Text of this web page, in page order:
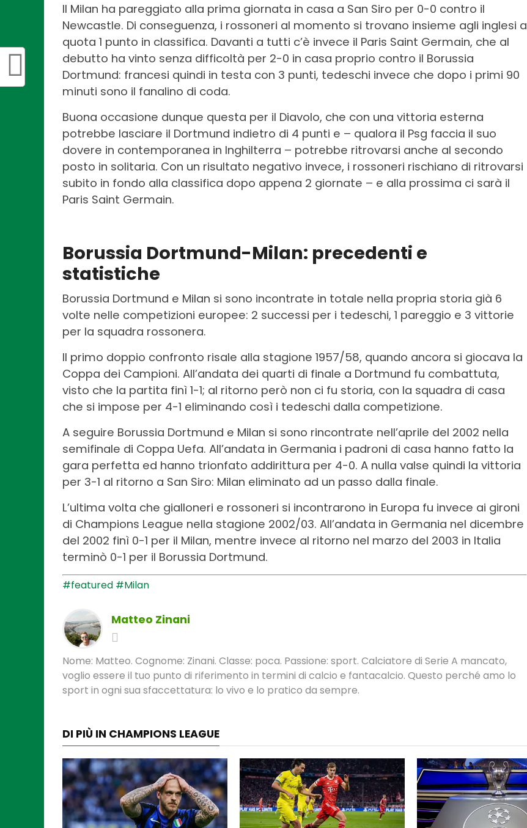
Il Milan ha pareggiato alla prima giornata in casa a San Siro per 0-0 contro il
Newcastle. Di conseguenza, i rossoneri al momento si trovano insieme agli inglesi a
quota 1 punto in classifica. Davanti a tutti c’è invece il Paris Saint Germain, che al
debutto ha vinto senza difficoltà per 2-0 in casa proprio contro il Borussia
Dortmund: francesi quindi in testa con 3 punti, tedeschi invece che dopo i primi 90
minuti sono il fanalino di coda.
Buona occasione dunque questa per il Diavolo, che con una vittoria esterna
potrebbe lasciare il Dortmund indietro di 4 punti e – qualora il Psg faccia il suo
dovere in contemporanea in Inghilterra – potrebbe ritrovarsi anche al secondo
posto in solitaria. Con un risultato negativo invece, i rossoneri rischiano di ritrovarsi
subito in fondo alla classifica dopo appena 2 giornate – e alla prossima ci sarà il
Paris Saint Germain.
Borussia Dortmund-Milan: precedenti e
statistiche
Borussia Dortmund e Milan si sono incontrate in totale nella propria storia già 6
volte nelle competizioni europee: 2 successi per i tedeschi, 1 pareggio e 3 vittorie
per la squadra rossonera.
Il primo doppio confronto risale alla stagione 1957/58, quando ancora si giocava la
Coppa dei Campioni. All’andata dei quarti di finale a Dortmund fu combattuta,
visto che la partita finì 1-1; al ritorno però non ci fu storia, con la squadra di casa
che si impose per 4-1 eliminando così i tedeschi dalla competizione.
A seguire Borussia Dortmund e Milan si sono rincontrate nell’aprile del 2002 nella
semifinale di Coppa Uefa. All’andata in Germania i padroni di casa hanno fatto la
gara perfetta ed hanno trionfato addirittura per 4-0. A nulla valse quindi la vittoria
per 3-1 al ritorno a San Siro: Milan eliminato ad un passo dalla finale.
L’ultima volta che gialloneri e rossoneri si incontrarono in Europa fu invece ai gironi
di Champions League nella stagione 2002/03. All’andata in Germania nel dicembre
del 2002 finì 0-1 per il Milan, mentre invece al ritorno nel marzo del 2003 in Italia
terminò 0-1 per il Borussia Dortmund.
#featured #Milan
Matteo Zinani
Nome: Matteo. Cognome: Zinani. Classe: poca. Passione: sport. Calciatore di Serie A mancato,
voglio essere il tuo punto di riferimento in termini di calcio e fantacalcio. Questo perché amo lo
sport in ogni sua sfaccettatura: lo vivo e lo pratico da sempre.
DI PIÙ IN CHAMPIONS LEAGUE